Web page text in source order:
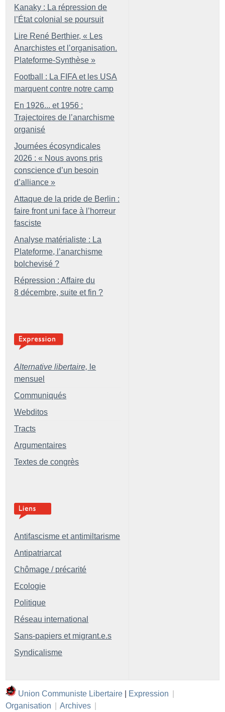
Kanaky : La répression de
l’État colonial se poursuit
Lire René Berthier, « Les
Anarchistes et l’organisation.
Plateforme-Synthèse »
Football : La FIFA et les USA
marquent contre notre camp
En 1926... et 1956 :
Trajectoires de l’anarchisme
organisé
Journées écosyndicales
2026 : « Nous avons pris
conscience d’un besoin
d’alliance »
Attaque de la pride de Berlin :
faire front uni face à l’horreur
fasciste
Analyse matérialiste : La
Plateforme, l’anarchisme
bolchevisé ?
Répression : Affaire du
8 décembre, suite et fin ?
Alternative libertaire, le
mensuel
Communiqués
Webditos
Tracts
Argumentaires
Textes de congrès
Antifascisme et antimiltarisme
Antipatriarcat
Chômage / précarité
Ecologie
Politique
Réseau international
Sans-papiers et migrant.e.s
Syndicalisme
Union Communiste Libertaire Expression
Organisation
Archives